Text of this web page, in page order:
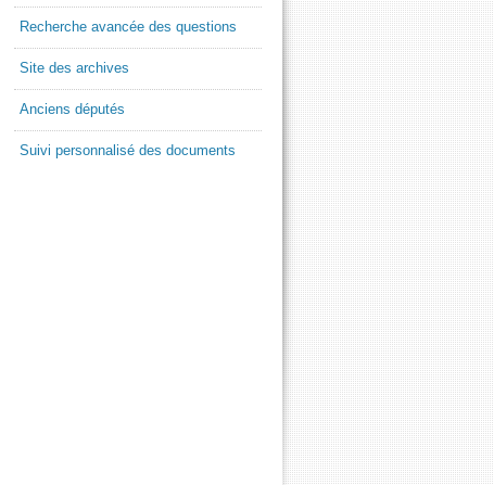
Recherche avancée des questions
Site des archives
Anciens députés
Suivi personnalisé des documents